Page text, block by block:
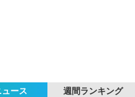
ース 週間ランキング